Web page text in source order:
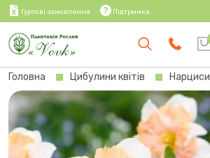
Гуртові замовлення Підтримка
Головна Цибулини квітів Нарциси